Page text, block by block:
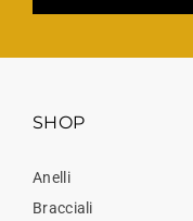
SHOP
Anelli
Bracciali